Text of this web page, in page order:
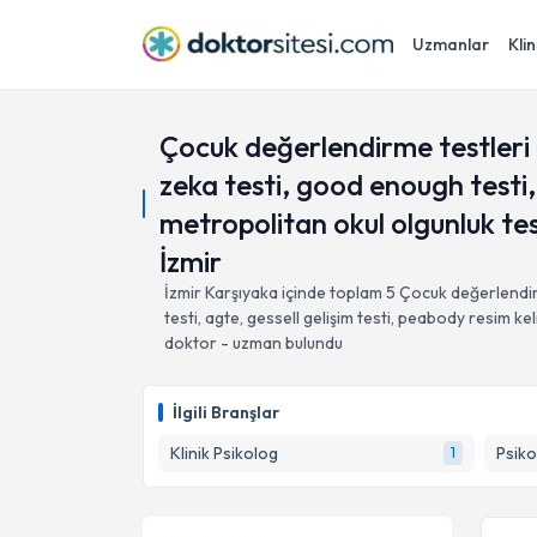
Uzmanlar
Çocuk değerlendirme
zeka testi, good enough
metropolitan okul olgunluk
İzmir
İzmirKarşıyaka içinde toplam 5 Çocuk
testi, agte, gessell gelişim testi, peabody resim
doktor - uzman bulundu
İlgili Branşlar
Klinik Psikolog
1